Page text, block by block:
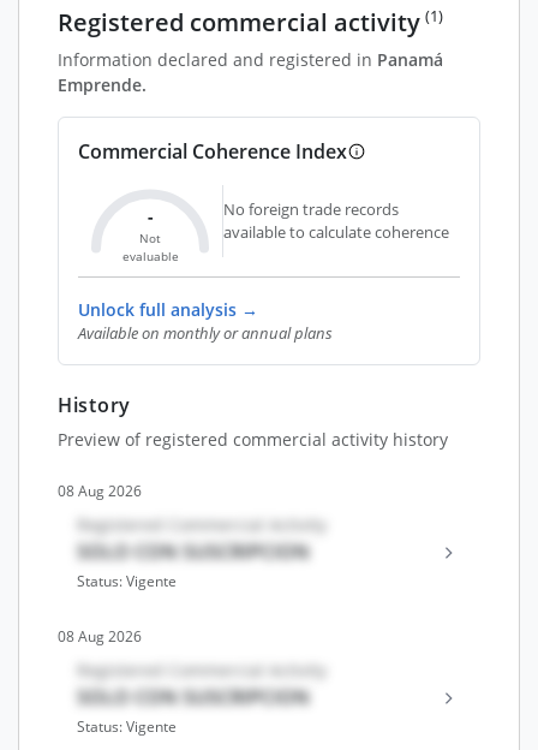
Registered commercial activity (1)
Information declared and registered in Panamá
Emprende.
Commercial Coherence Index
-
Not
evaluable
No foreign trade records
available to calculate coherence
Unlock full analysis →
Available on monthly or annual plans
History
Preview of registered commercial activity history
08 Aug 2026
Registered Commercial Activity
SOLO CON SUSCRIPCION
Status: Vigente
08 Aug 2026
Registered Commercial Activity
SOLO CON SUSCRIPCION
Status: Vigente